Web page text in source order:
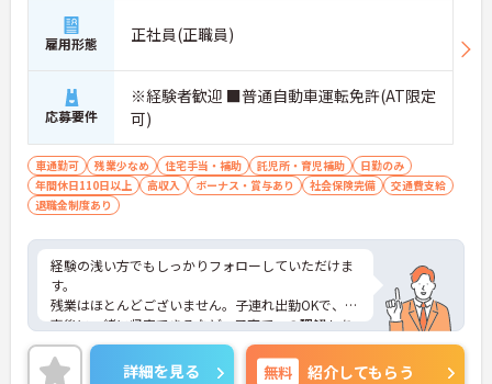
雇用形態 正社員(正職員)
応募要件
※経験者歓迎 ■普通自動車運転免許(AT限定
可)
車通勤可 残業少なめ 住宅手当・補助 託児所・育児補助
日勤のみ
年間休日110日以上
高収入 ボーナス・賞与あり 社会保険完備
交通費支給
退職金制度あり
経験の浅い方でもしっかりフォローしていただけま
す。
残業はほとんどございません。子連れ出勤OKで、仕
事後に一緒に帰宅できるなど、子育てへの理解もあ
り、お子様をお持ちの方にも働きやすい環境です。
ご興味のある方はお気軽にお問い合わせ下さい。
詳細を見る 無料 紹介してもらう